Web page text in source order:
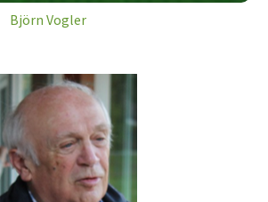
Björn Vogler